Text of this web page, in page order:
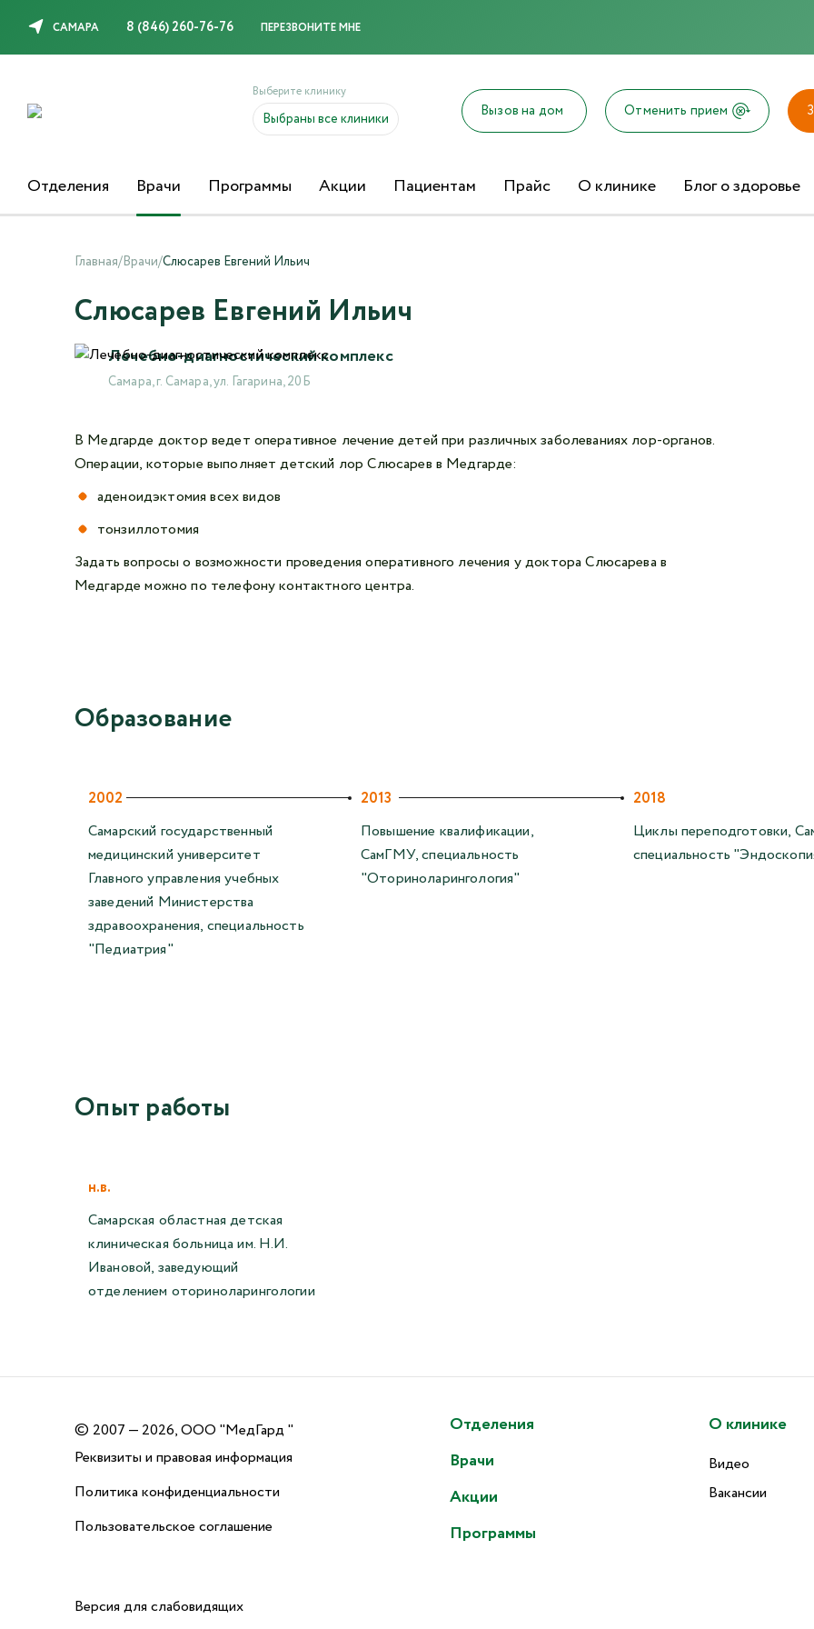
САМАРА 8 (846) 260-76-76 ПЕРЕЗВОНИТЕ МНЕ
Выберите клинику
Выбраны все клиники Вызов на дом Отменить прием
Отделения Врачи Программы Акции Пациентам Прайс О клинике Блог о здоровье
Главная/Врачи/Слюсарев Евгений Ильич
Слюсарев Евгений Ильич
Лечебно-диагностический комплекс
Самара, г. Самара, ул. Гагарина, 20Б
В Медгарде доктор ведет оперативное лечение детей при различных заболеваниях лор-органов.
Операции, которые выполняет детский лор Слюсарев в Медгарде:
аденоидэктомия всех видов
тонзиллотомия
Задать вопросы о возможности проведения оперативного лечения у доктора Слюсарева в
Медгарде можно по телефону контактного центра.
Отправка отзыва
Текст отзыва*
Войти с VK ID
Образование
2002
Самарский государственный
медицинский университет
Главного управления учебных
заведений Министерства
здравоохранения, специальность
"Педиатрия"
2013
Повышение квалификации,
СамГМУ, специальность
"Оториноларингология"
2018
Циклы переподготовки,
специальность
Опыт работы
н.в.
Самарская областная детская
клиническая больница им. Н.И.
Ивановой, заведующий
отделением оториноларингологии
© 2007 — 2026, ООО "МедГард "
Реквизиты и правовая информация
Политика конфиденциальности
Пользовательское соглашение
Версия для слабовидящих
Отделения
Врачи
Акции
Программы
О клинике
Видео
Вакансии